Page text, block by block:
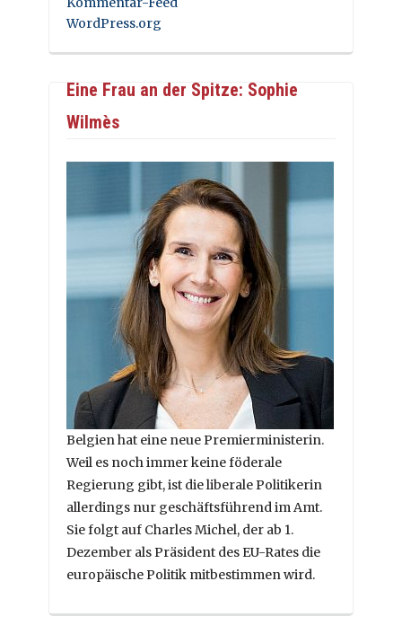
WordPress.org
Eine Frau an der Spitze: Sophie
Wilmès
Belgien hat eine neue Premierministerin.
Weil es noch immer keine föderale
Regierung gibt, ist die liberale Politikerin
allerdings nur geschäftsführend im Amt.
Sie folgt auf Charles Michel, der ab 1.
Dezember als Präsident des EU-Rates die
europäische Politik mitbestimmen wird.